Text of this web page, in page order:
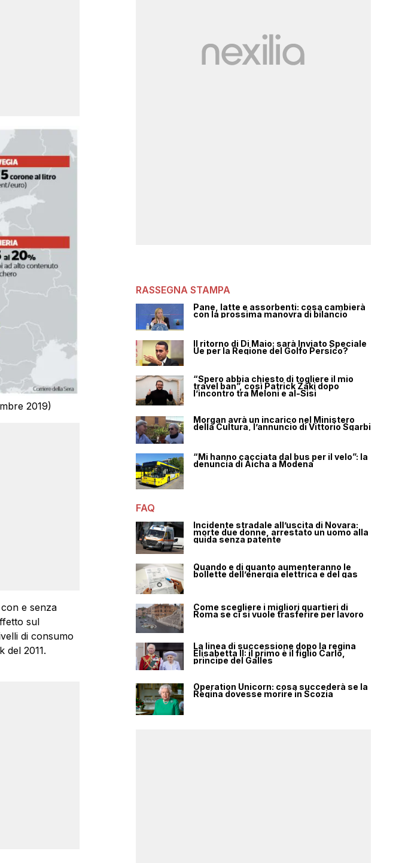
2019)
e senza
sul
di consumo
del 2011.
RASSEGNA STAMPA
Pane, latte e assorbenti: cosa cambierà
con la prossima manovra di bilancio
Il ritorno di Di Maio: sarà Inviato Speciale
Ue per la Regione del Golfo Persico?
“Spero abbia chiesto di togliere il mio
travel ban”, così Patrick Zaki dopo
l’incontro tra Meloni e al-Sisi
Morgan avrà un incarico nel Ministero
della Cultura, l’annuncio di Vittorio Sgarbi
“Mi hanno cacciata dal bus per il velo”: la
denuncia di Aicha a Modena
FAQ
Incidente stradale all’uscita di Novara:
morte due donne, arrestato un uomo alla
guida senza patente
Quando e di quanto aumenteranno le
bollette dell’energia elettrica e del gas
Come scegliere i migliori quartieri di
Roma se ci si vuole trasferire per lavoro
La linea di successione dopo la regina
Elisabetta II: il primo è il figlio Carlo,
principe del Galles
Operation Unicorn: cosa succederà se la
Regina dovesse morire in Scozia